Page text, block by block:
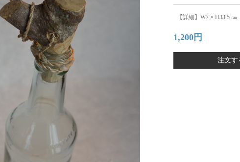
【詳細】W7 × H33.5 ㎝
1,200円
注文す